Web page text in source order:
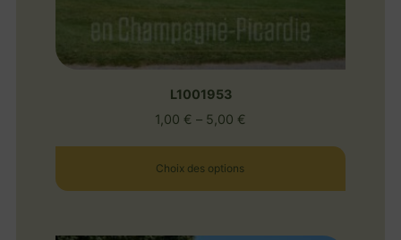
L1001953
1,00 € – 5,00 €
Choix des options